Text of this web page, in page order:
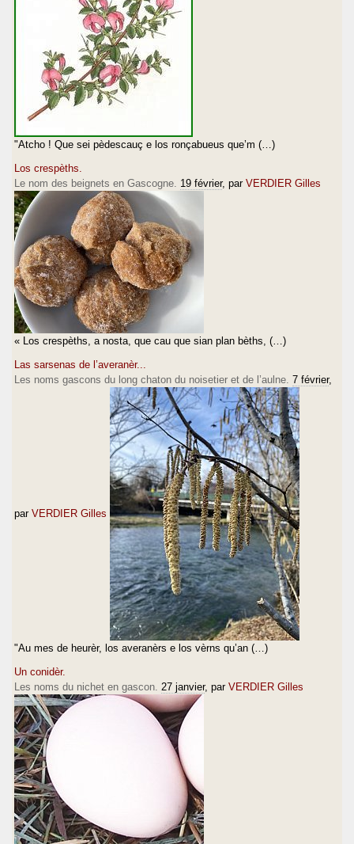
"Atcho ! Que sei pèdescauç e los ronçabueus que’m (…)
Los crespèths.
Le nom des beignets en Gascogne. 19 février, par VERDIER Gilles
« Los crespèths, a nosta, que cau que sian plan bèths, (…)
Las sarsenas de l’averanèr...
Les noms gascons du long chaton du noisetier et de l’aulne. 7 février,
par VERDIER Gilles
"Au mes de heurèr, los averanèrs e los vèrns qu’an (…)
Un conidèr.
Les noms du nichet en gascon. 27 janvier, par VERDIER Gilles